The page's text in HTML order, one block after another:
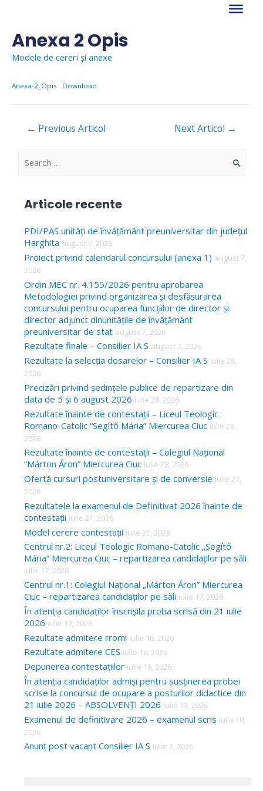
contentAnexa 2 Opis
Modele de cereri și anexe
Anexa-2_Opis Download
Navigare
← Previous Articol Next Articol →
S
c
h
f
o
r
Articole recente
PDI/PAS unități de învățământ preuniversitar din județul
Harghita august 7, 2026
Proiect privind calendarul concursului (anexa 1) august 7,
2026
Ordin MEC nr. 4.155/2026 pentru aprobarea
Metodologiei privind organizarea și desfășurarea
concursului pentru ocuparea funcțiilor de director și
director adjunct dinunitățile de învățământ
preuniversitar de stat august 7, 2026
Rezultate finale – Consilier IA S august 7, 2026
Rezultate la selecția dosarelor – Consilier IA S iulie 28,
2026
Precizări privind ședințele publice de repartizare din
data de 5 și 6 august 2026 iulie 28, 2026
Rezultate înainte de contestații – Liceul Teologic
Romano-Catolic “Segítő Mária” Miercurea Ciuc iulie 28,
2026
Rezultate înainte de contestații – Colegiul Național
“Márton Áron” Miercurea Ciuc iulie 28, 2026
Ofertă cursuri postuniversitare și de conversie iulie 27,
2026
Rezultatele la examenul de Definitivat 2026 înainte de
contestații iulie 21, 2026
Model cerere contestații iulie 20, 2026
Centrul nr.2: Liceul Teologic Romano-Catolic „Segítő
Mária” Miercurea Ciuc – repartizarea candidaților pe săli
iulie 17, 2026
Centrul nr.1: Colegiul Național „Márton Áron” Miercurea
Ciuc – repartizarea candidaților pe săli iulie 17, 2026
În atenția candidaților înscrișila proba scrisă din 21 iulie
2026 iulie 17, 2026
Rezultate admitere rromi iulie 16, 2026
Rezultate admitere CES iulie 16, 2026
Depunerea contestațiilor iulie 16, 2026
În atenția candidaților admiși pentru susținerea probei
scrise la concursul de ocupare a posturilor didactice din
21 iulie 2026 – ABSOLVENȚI 2026 iulie 13, 2026
Examenul de definitivare 2026 – examenul scris iulie 10,
2026
Anunț post vacant Consilier IA S iulie 9, 2026